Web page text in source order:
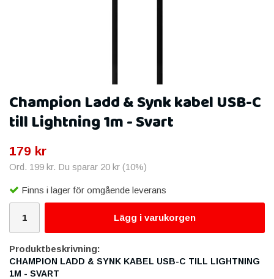
Champion Ladd & Synk kabel USB-C
till Lightning 1m - Svart
179 kr
Ord. 199 kr. Du sparar 20 kr (10%)
Finns i lager för omgående leverans
Lägg i varukorgen
Produktbeskrivning:
CHAMPION LADD & SYNK KABEL USB-C TILL LIGHTNING
1M - SVART